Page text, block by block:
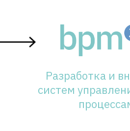
content
Разработка и
систем